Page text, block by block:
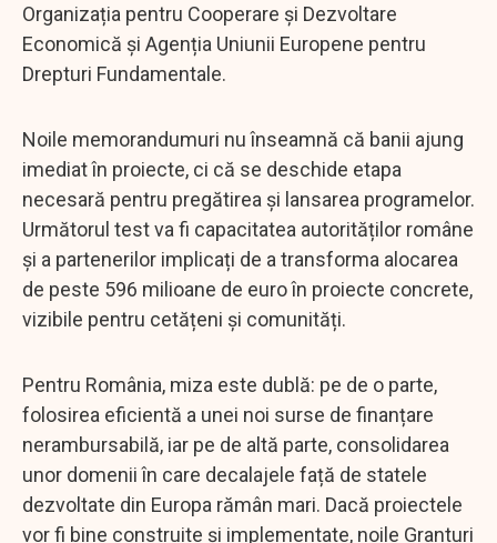
Organizația pentru Cooperare și Dezvoltare
Economică și Agenția Uniunii Europene pentru
Drepturi Fundamentale.
Noile memorandumuri nu înseamnă că banii ajung
imediat în proiecte, ci că se deschide etapa
necesară pentru pregătirea și lansarea programelor.
Următorul test va fi capacitatea autorităților române
și a partenerilor implicați de a transforma alocarea
de peste 596 milioane de euro în proiecte concrete,
vizibile pentru cetățeni și comunități.
Pentru România, miza este dublă: pe de o parte,
folosirea eficientă a unei noi surse de finanțare
nerambursabilă, iar pe de altă parte, consolidarea
unor domenii în care decalajele față de statele
dezvoltate din Europa rămân mari. Dacă proiectele
vor fi bine construite și implementate, noile Granturi